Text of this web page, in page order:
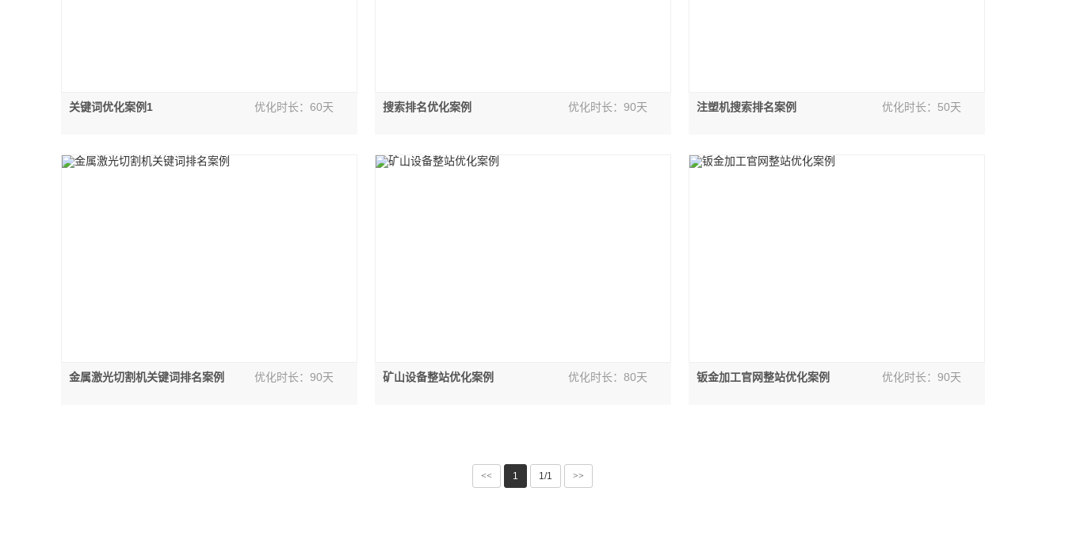
关键词优化案例1 优化时长：60天 搜索排名优化案例 优化时长：90天 注塑机搜索排名案例 优化时长：50天
金属激光切割机关键词排名案例 优化时长：90天 矿山设备整站优化案例 优化时长：80天 钣金加工官网整站优化案例 优化时长：90天
<< 1 1/1 >>